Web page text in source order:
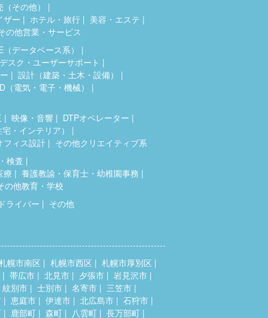
その他）
ザー
ホテル・旅行
美容・エステ
の他営業・サービス
（データベース系）
スク・ユーザーサポート
設計（建築・土木・設備）
（電気・電子・機械）
映像・音響
DTPオペレーター
・インテリア）
フィス設計
その他クリエイティブ系
検査
療
養護教諭・保育士・幼稚園事務
の他教育・学校
ライバー
その他
幌市南区 札幌市西区
札幌市厚別区
帯広市
北見市 夕張市
岩見沢市
紋別市
士別市 名寄市
三笠市
恵庭市 伊達市 北広島市
石狩市
鹿部町 森町 八雲町
長万部町